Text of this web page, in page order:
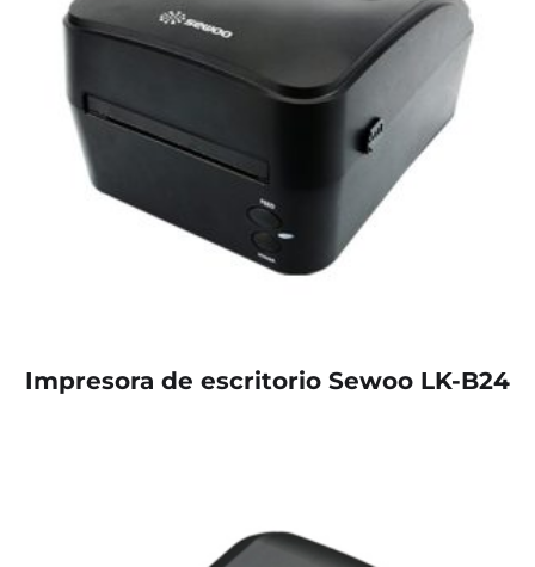
Impresora de escritorio Sewoo LK-B24